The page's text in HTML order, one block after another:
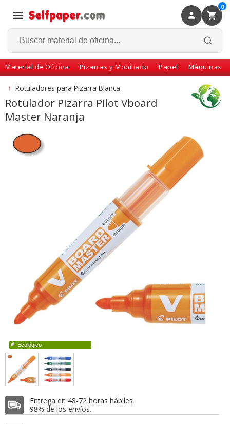
0
Material de Oficina Pizarras y Mobiliario Papel Máquinas
Volver
↑ Rotuladores para Pizarra Blanca
Rotulador Pizarra Pilot Vboard
Master Naranja
Ecológico
Entrega en 48-72 horas hábiles
98% de los envíos.